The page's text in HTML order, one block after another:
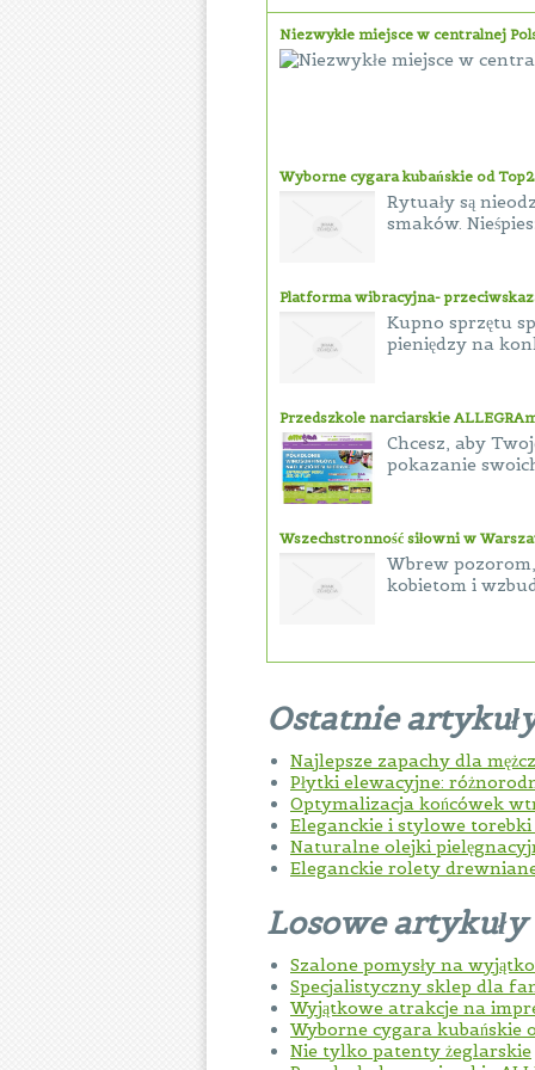
Niezwykłe miejsce w centralnej
Wyborne cygara kubańskie od
Rytuały są
smaków.
Platforma wibracyjna-
Kupno sprzętu
pieniędzy na
Przedszkole narciarskie
Chcesz, aby
pokazanie
Wszechstronność siłowni w
Wbrew
kobietom i
Ostatnie
Najlepsze zapachy dla
Płytki elewacyjne:
Optymalizacja końcówek
Eleganckie i stylowe
Naturalne olejki
Eleganckie rolety
Losowe artykuły
Szalone pomysły na
Specjalistyczny sklep dla
Wyjątkowe atrakcje na
Wyborne cygara kubańskie
Nie tylko patenty żeglarskie